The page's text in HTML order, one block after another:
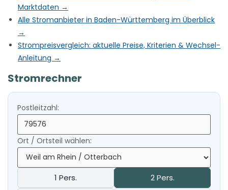
Marktdaten →
Alle Stromanbieter in Baden-Württemberg im Überblick
→
Strompreisvergleich: aktuelle Preise, Kriterien & Wechsel-
Anleitung →
Stromrechner
Postleitzahl:
Ort / Ortsteil wählen:
1 Pers.
2 Pers.